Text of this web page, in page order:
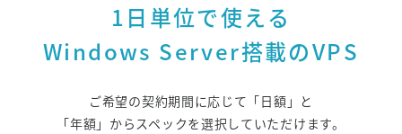
1日単位で使える
Windows Server搭載のVPS
ご希望の契約期間に応じて「日額」と
「年額」からスペックを選択していただけます。